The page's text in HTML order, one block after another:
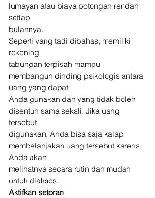
lumayan atau biaya potongan rendah
setiap
bulannya.
Seperti yang tadi dibahas, memiliki
rekening
tabungan terpisah mampu
membangun dinding psikologis antara
uang yang dapat
Anda gunakan dan yang tidak boleh
disentuh sama sekali. Jika uang
tersebut
digunakan, Anda bisa saja kalap
membelanjakan uang tersebut karena
Anda akan
melihatnya secara rutin dan mudah
untuk diakses.
Aktifkan setoran